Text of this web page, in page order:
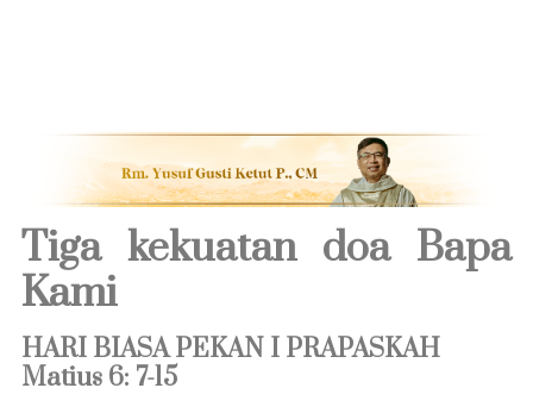
Tiga kekuatan doa Bapa
Kami
HARI BIASA PEKAN I PRAPASKAH
Matius 6: 7-15